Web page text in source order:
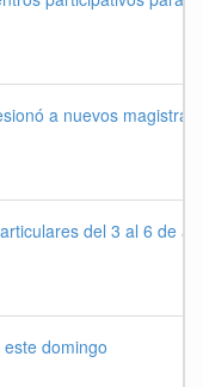
a nuevos
del 3 al 6 de
domingo